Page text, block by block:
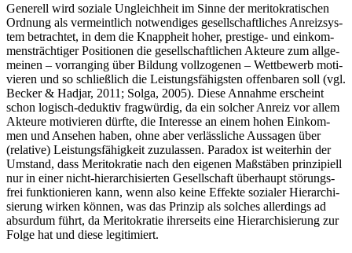
Gene­rell wird sozia­le Ungleich­heit im Sin­ne der meri­to­kra­ti­schen
Ord­nung als ver­meint­lich not­wen­di­ges gesell­schaft­li­ches Anreiz­sys­
tem betrach­tet, in dem die Knapp­heit hoher, pres­ti­ge- und ein­kom­
mens­träch­ti­ger Posi­tio­nen die gesell­schaft­li­chen Akteu­re zum all­ge­
mei­nen – vor­ran­ging über Bil­dung voll­zo­ge­nen – Wett­be­werb moti­
vie­ren und so schließ­lich die Leis­tungs­fä­higs­ten offen­ba­ren soll (vgl.
Becker & Hadjar, 2011; Sol­ga, 2005). Die­se Annah­me erscheint
schon logisch-deduk­tiv frag­wür­dig, da ein sol­cher Anreiz vor allem
Akteu­re moti­vie­ren dürf­te, die Inter­es­se an einem hohen Ein­kom­
men und Anse­hen haben, ohne aber ver­läss­li­che Aus­sa­gen über
(rela­ti­ve) Leis­tungs­fä­hig­keit zuzu­las­sen. Para­dox ist wei­ter­hin der
Umstand, dass Meri­to­kra­tie nach den eige­nen Maß­stä­ben prin­zi­pi­ell
nur in einer nicht-hier­ar­chi­sier­ten Gesell­schaft über­haupt stö­rungs­
frei funk­tio­nie­ren kann, wenn also kei­ne Effek­te sozia­ler Hier­ar­chi­
sie­rung wir­ken kön­nen, was das Prin­zip als sol­ches aller­dings ad
absur­dum führt, da Meri­to­kra­tie ihrer­seits eine Hier­ar­chi­sie­rung zur
Fol­ge hat und die­se legitimiert.